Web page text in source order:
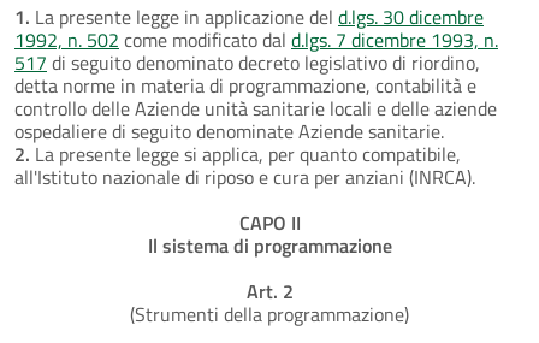
1. La presente legge in applicazione del d.lgs. 30 dicembre
1992, n. 502 come modificato dal d.lgs. 7 dicembre 1993, n.
517 di seguito denominato decreto legislativo di riordino,
detta norme in materia di programmazione, contabilità e
controllo delle Aziende unità sanitarie locali e delle aziende
ospedaliere di seguito denominate Aziende sanitarie.
2. La presente legge si applica, per quanto compatibile,
all'Istituto nazionale di riposo e cura per anziani (INRCA).
CAPO II
Il sistema di programmazione
Art. 2
(Strumenti della programmazione)